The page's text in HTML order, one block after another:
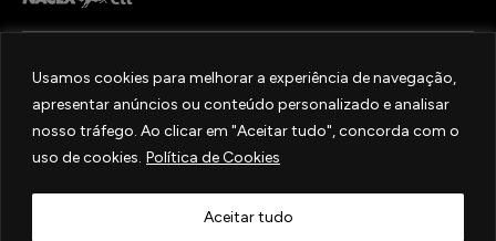
Usamos cookies para melhorar a experiência de navegação,
apresentar anúncios ou conteúdo personalizado e analisar
nosso tráfego. Ao clicar em "Aceitar tudo", concorda com o
uso de cookies. Política de Cookies
Aceitar tudo
SIGA-NOS
2025 © OURIVESARIA FRADIZELA